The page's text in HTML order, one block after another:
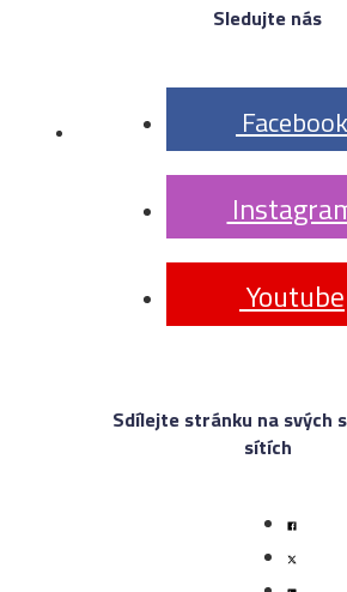
Sledujte nás
Facebook
Youtube
Sdílejte stránku na svých
sítích